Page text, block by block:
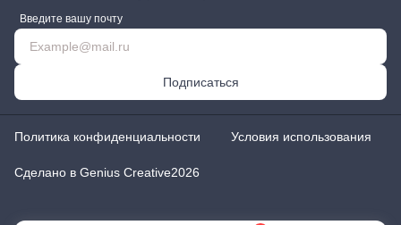
Введите вашу почту
Подписаться
Политика конфиденциальности Условия использования
Сделано в Genius Creative2026